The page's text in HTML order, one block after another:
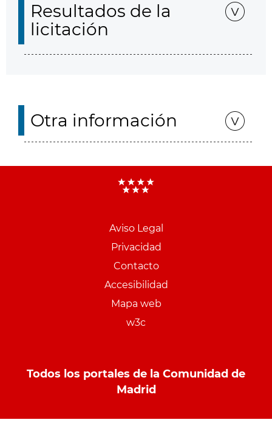
Resultados de la
licitación
Otra información
Aviso Legal
Privacidad
Contacto
Accesibilidad
Mapa web
w3c
Todos los portales de la Comunidad de
Madrid